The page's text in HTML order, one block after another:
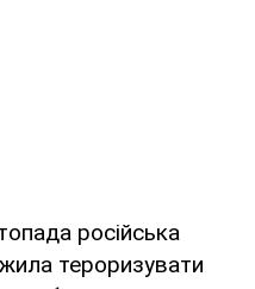
російська
тероризувати